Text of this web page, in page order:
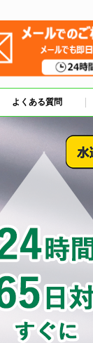
よくある質問